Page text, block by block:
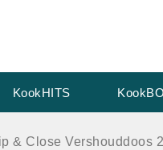
KookHITS
& Close Vershouddoos